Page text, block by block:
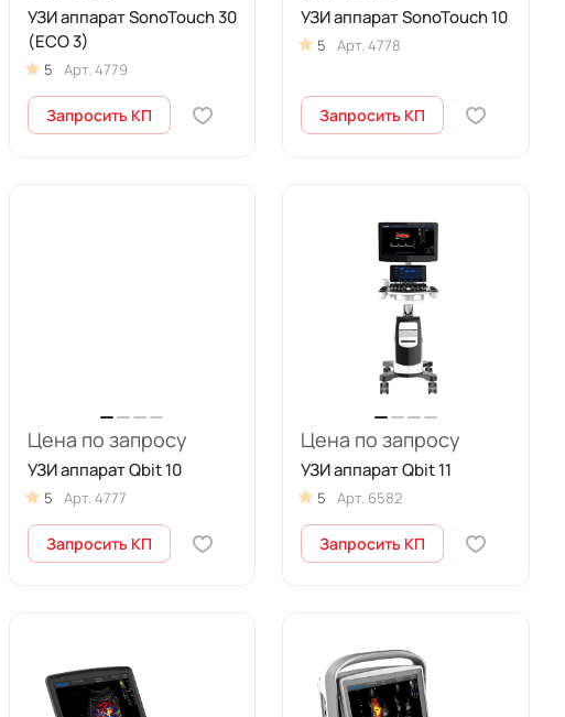
УЗИ аппарат SonoTouch 30
(ECO 3)
5 Арт. 4779
Запросить КП
УЗИ аппарат SonoTouch 10
5 Арт.4778
Запросить КП
Цена по запросу
УЗИ аппарат Qbit 10
5 Арт. 4777
Запросить КП
Цена по запросу
УЗИ аппарат Qbit 11
5 Арт. 6582
Запросить КП